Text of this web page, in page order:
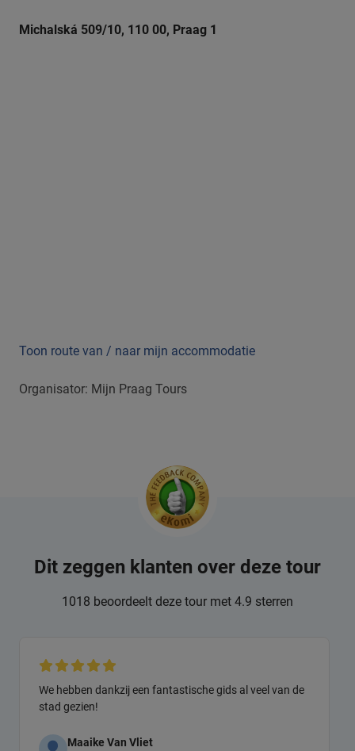
Michalská 509/10, 110 00, Praag 1
Toon route van / naar mijn accommodatie
Organisator: Mijn Praag Tours
Dit zeggen klanten over deze tour
1018 beoordeelt deze tour met 4.9 sterren
We hebben dankzij een fantastische gids al veel van de
stad gezien!
Maaike Van Vliet